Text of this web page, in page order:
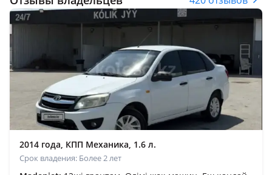
2014 года, КПП Механика, 1.6 л.
Срок владения: Более 2 лет